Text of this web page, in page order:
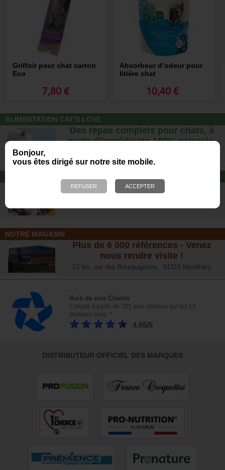
Bonjour,
vous êtes dirigé sur notre site mobile.
Griffoir pour chat carton
Eco
7,80 €
Absorbeur d’odeur pour
litière chat
10,40 €
ALIMENTATION CAT'S LOVE
Des repas complets pour chats, à
partir d’ingrédients 100% naturels.
Offrez-lui un jouet pour des heures
NOTRE MAGASIN
Plus de 6 000 références - Venez
nous rendre visite !
23 bis, rue des Bourguignons, 91310 Montlhéry
Avis de nos Clients
Calculé à partir de 701 avis obtenus sur les 12
derniers mois. *
4.65/5
DISTRIBUTEUR OFFICIEL DES MARQUES